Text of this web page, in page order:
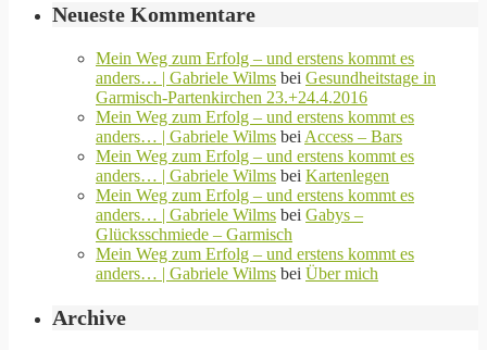
Neueste Kommentare
Mein Weg zum Erfolg – und erstens kommt es
anders… | Gabriele Wilms bei Gesundheitstage in
Garmisch-Partenkirchen 23.+24.4.2016
Mein Weg zum Erfolg – und erstens kommt es
anders… | Gabriele Wilms bei Access – Bars
Mein Weg zum Erfolg – und erstens kommt es
anders… | Gabriele Wilms bei Kartenlegen
Mein Weg zum Erfolg – und erstens kommt es
anders… | Gabriele Wilms bei Gabys –
Glücksschmiede – Garmisch
Mein Weg zum Erfolg – und erstens kommt es
anders… | Gabriele Wilms bei Über mich
Archive